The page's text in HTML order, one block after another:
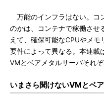
万能のインフラはない。コ
のかは、コンテナで稼働させ
えて、確保可能なCPUやメ
要件によって異なる。本連載
VMとベアメタルサーバそれ
いまさら聞けないVMとベ